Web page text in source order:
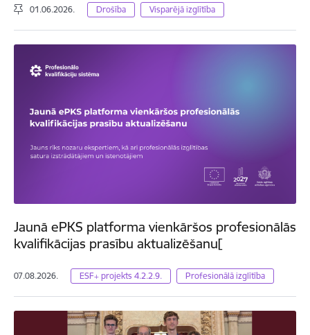
01.06.2026. Drošība Visparējā izglītība
Jaunā ePKS platforma vienkāršos profesionālās
kvalifikācijas prasību aktualizēšanu[
07.08.2026. ESF+ projekts 4.2.2.9. Profesionālā izglītība